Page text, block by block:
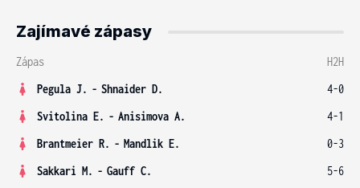
Zajímavé zápasy
Zápas
H2H
Pegula J. - Shnaider D.
4-0
Svitolina E. - Anisimova A.
4-1
Brantmeier R. - Mandlik E.
0-3
Sakkari M. - Gauff C.
5-6